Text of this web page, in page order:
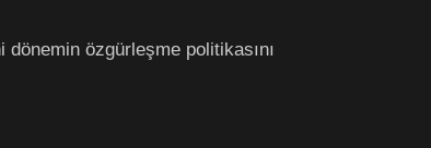
özgürleşme politikasını